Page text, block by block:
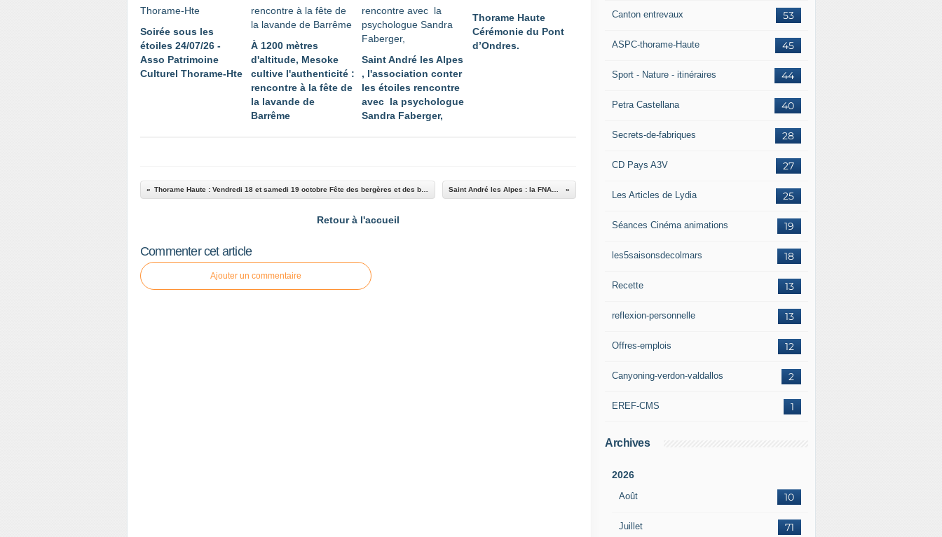
Soirée sous les
étoiles 24/07/26 -
Asso Patrimoine
Culturel Thorame-Hte
À 1200 mètres
d'altitude, Mesoke
cultive l'authenticité :
rencontre à la fête de
la lavande de
Barrême
Saint André les Alpes
, l'association conter
les étoiles rencontre
avec la psychologue
Sandra Faberger,
Thorame Haute
Cérémonie du Pont
d’Ondres.
Saint André les Alpes : la FNACA au rapport !
Retour à l'accueil
Commenter cet article
Ajouter un commentaire
53
Canton entrevaux
45
ASPC-thorame-Haute
44
Sport - Nature - itinéraires
40
Petra Castellana
28
Secrets-de-fabriques
27
CD Pays A3V
25
Les Articles de Lydia
19
Séances Cinéma animations
18
les5saisonsdecolmars
13
Recette
13
reflexion-personnelle
12
Offres-emplois
2
Canyoning-verdon-valdallos
1
EREF-CMS
Archives
2026
Août 10
Juillet 71